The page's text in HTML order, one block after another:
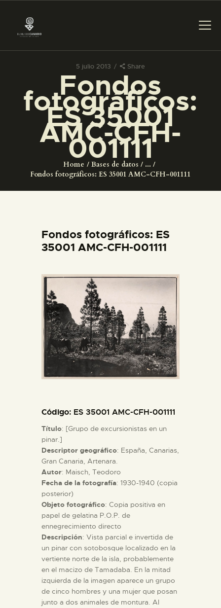
5 julio 2013 Share
Fondos
fotográficos:
ES 35001
AMC-CFH-
001111
Home Bases de datos
...
Fondos fotográficos: ES 35001 AMC-CFH-001111
PREPARAR LA VISITA
ACTIVIDADES
█
EL MUSEO
DIDÁCTICA
PREPARAR LA VISITA
ACTIVIDADES
█
EL MUSEO
COLECCIONES
DIDÁCTICA
ESPAÑOL
Fondos fotográficos: ES
35001 AMC-CFH-001111
Código: ES 35001 AMC-CFH-001111
Título: [Grupo de excursionistas en un
pinar.]
Descriptor geográfico: España, Canarias,
Gran Canaria, Artenara.
Autor: Maisch, Teodoro
Fecha de la fotografía: 1930-1940 (copia
posterior)
Objeto fotográfico: Copia positiva en
papel de gelatina P.O.P. de
ennegrecimiento directo
Descripción: Vista parcial e invertida de
un pinar con sotobosque localizado en la
vertiente norte de la isla, probablemente
en el macizo de Tamadaba. En la mitad
izquierda de la imagen aparece un grupo
de cinco hombres y una mujer que posan
junto a dos animales de montura. Al